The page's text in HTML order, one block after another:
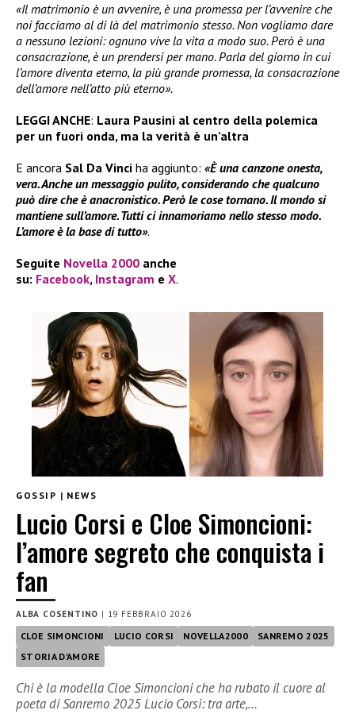
«Il matrimonio è un avvenire, è una promessa per l’avvenire che
noi facciamo al di là del matrimonio stesso. Non vogliamo dare
a nessuno lezioni: ognuno vive la vita a modo suo. Però è una
consacrazione, è un prendersi per mano. Parla del giorno in cui
l’amore diventa eterno, la più grande promessa, la consacrazione
dell’amore nell’atto più eterno».
LEGGI ANCHE: Laura Pausini al centro della polemica
per un fuori onda, ma la verità è un’altra
E ancora Sal Da Vinci ha aggiunto: «È una canzone onesta,
vera. Anche un messaggio pulito, considerando che qualcuno
può dire che è anacronistico. Però le cose tornano. Il mondo si
mantiene sull’amore. Tutti ci innamoriamo nello stesso modo.
L’amore è la base di tutto».
Seguite Novella 2000 anche
su: Facebook, Instagram e X.
GOSSIP | NEWS
Lucio Corsi e Cloe Simoncioni:
l’amore segreto che conquista i
fan
ALBA COSENTINO | 19 FEBBRAIO 2026
CLOE SIMONCIONI LUCIO CORSI NOVELLA2000
SANREMO 2025
STORIA D'AMORE
Chi è la modella Cloe Simoncioni che ha rubato il cuore al
poeta di Sanremo 2025 Lucio Corsi: tra arte,…